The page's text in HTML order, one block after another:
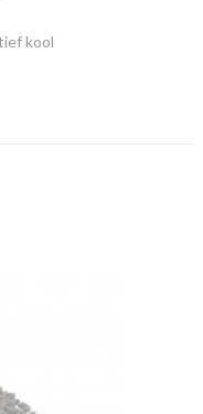
kool